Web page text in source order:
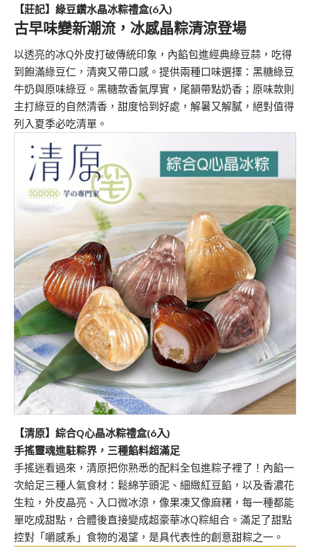
【莊記】綠豆鑽水晶冰粽禮盒(6入)
古早味變新潮流，冰感晶粽清涼登場
以透亮的冰Q外皮打破傳統印象，內餡包進經典綠豆蒜，吃得
到飽滿綠豆仁，清爽又帶口感。提供兩種口味選擇：黑糖綠豆
牛奶與原味綠豆。黑糖款香氣厚實，尾韻帶點奶香；原味款則
主打綠豆的自然清香，甜度恰到好處，解暑又解膩，絕對值得
列入夏季必吃清單。
【清原】綜合Q心晶冰粽禮盒(6入)
手搖靈魂進駐粽界，三種餡料超滿足
手搖迷看過來，清原把你熟悉的配料全包進粽子裡了！內餡一
次給足三種人氣食材：鬆綿芋頭泥、細緻紅豆餡，以及香濃花
生粒，外皮晶亮、入口微冰涼，像果凍又像麻糬，每一種都能
單吃成甜點，合體後直接變成超豪華冰Q粽組合。滿足了甜點
控對「嚼感系」食物的渴望，是具代表性的創意甜粽之一。